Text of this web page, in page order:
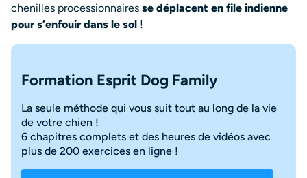
chenilles processionnaires se déplacent en file indienne
pour s’enfouir dans le sol !
Formation Esprit Dog Family
La seule méthode qui vous suit tout au long de la vie
de votre chien !
6 chapitres complets et des heures de vidéos avec
plus de 200 exercices en ligne !